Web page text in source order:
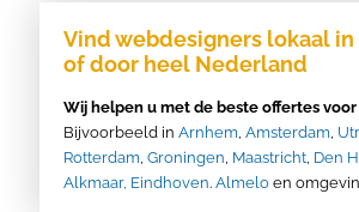
Vind webdesigners lokaal in
of door heel Nederland
Wij helpen u met de beste offertes
Bijvoorbeeld in Arnhem, Amsterdam,
Rotterdam, Groningen, Maastricht, Den
Alkmaar, Eindhoven. Almelo en